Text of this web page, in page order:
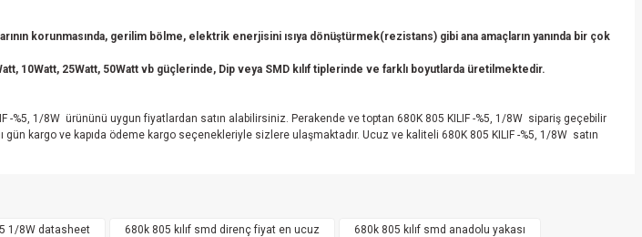
korunmasında, gerilim bölme, elektrik enerjisini ısıya dönüştürmek(rezistans) gibi ana amaçların yanında bir çok
10Watt, 25Watt, 50Watt vb güçlerinde, Dip veya SMD kılıf tiplerinde ve farklı boyutlarda üretilmektedir.
-%5, 1/8W ürününü uygun fiyatlardan satın alabilirsiniz. Perakende ve toptan 680K 805 KILIF -%5, 1/8W sipariş geçebilir
kargo ve kapıda ödeme kargo seçenekleriyle sizlere ulaşmaktadır. Ucuz ve kaliteli 680K 805 KILIF -%5, 1/8W satın
ilk yorumu siz yapın!
1/8W datasheet 680k 805 kılıf smd direnç fiyat en ucuz 680k 805 kılıf smd anadolu yakası